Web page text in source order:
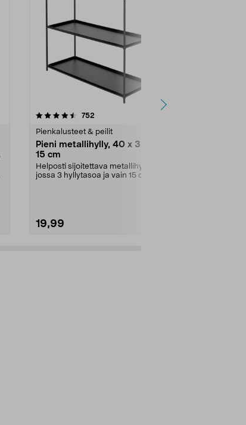
752
Pienkalusteet & peilit
Pieni metallihylly, 40 x 32,5 x
15 cm
Helposti sijoitettava metallihylly,
jossa 3 hyllytasoa ja vain 15 cm
19,99
4.5 viidestä